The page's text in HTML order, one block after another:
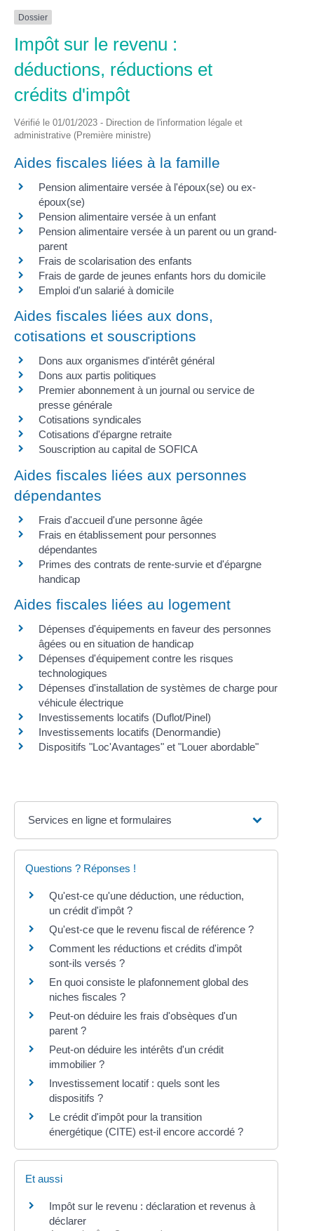
Dossier
Impôt sur le revenu :
déductions, réductions et
crédits d'impôt
Vérifié le 01/01/2023 - Direction de l'information légale et
administrative (Première ministre)
Aides fiscales liées à la famille
Pension alimentaire versée à l'époux(se) ou ex-
époux(se)
Pension alimentaire versée à un enfant
Pension alimentaire versée à un parent ou un grand-
parent
Frais de scolarisation des enfants
Frais de garde de jeunes enfants hors du domicile
Emploi d'un salarié à domicile
Aides fiscales liées aux dons,
cotisations et souscriptions
Dons aux organismes d'intérêt général
Dons aux partis politiques
Premier abonnement à un journal ou service de
presse générale
Cotisations syndicales
Cotisations d'épargne retraite
Souscription au capital de SOFICA
Aides fiscales liées aux personnes
dépendantes
Frais d'accueil d'une personne âgée
Frais en établissement pour personnes
dépendantes
Primes des contrats de rente-survie et d'épargne
handicap
Aides fiscales liées au logement
Dépenses d'équipements en faveur des personnes
âgées ou en situation de handicap
Dépenses d'équipement contre les risques
technologiques
Dépenses d'installation de systèmes de charge pour
véhicule électrique
Investissements locatifs (Duflot/Pinel)
Investissements locatifs (Denormandie)
Dispositifs "Loc'Avantages" et "Louer abordable"
Services en ligne et formulaires
Questions ? Réponses !
Qu'est-ce qu'une déduction, une réduction,
un crédit d'impôt ?
Qu'est-ce que le revenu fiscal de référence ?
Comment les réductions et crédits d'impôt
sont-ils versés ?
En quoi consiste le plafonnement global des
niches fiscales ?
Peut-on déduire les frais d'obsèques d'un
parent ?
Peut-on déduire les intérêts d'un crédit
immobilier ?
Investissement locatif : quels sont les
dispositifs ?
Le crédit d'impôt pour la transition
énergétique (CITE) est-il encore accordé ?
Et aussi
Impôt sur le revenu : déclaration et revenus à
déclarer